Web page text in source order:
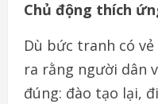
Chủ động thích
Dù bức tranh có
ra rằng người dân
đúng: đào tạo lại,